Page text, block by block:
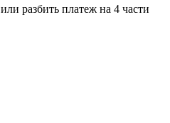
разбить платеж на 4 части